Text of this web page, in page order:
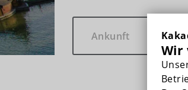
Wir
WELLNESS & BEAUTY